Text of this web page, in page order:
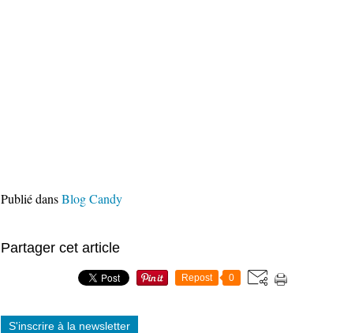
Publié dansBlog Candy
Partager cet article
Repost 0
S'inscrire à la newsletter